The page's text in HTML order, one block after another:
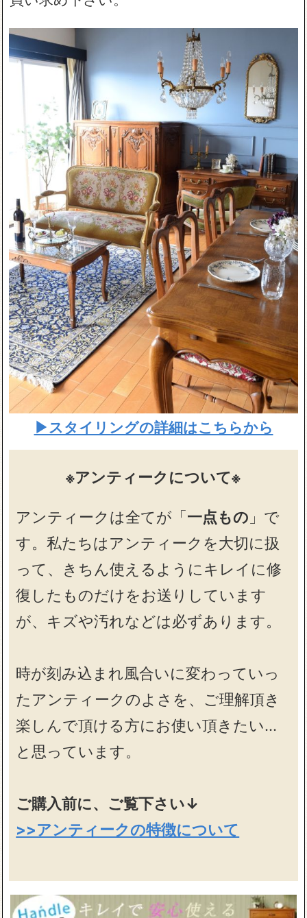
▶スタイリングの詳細はこちらから
※アンティークについて※
アンティークは全てが「一点もの 」で
す。私たちはアンティークを大切に扱
って、きちん使えるようにキレイに修
復したものだけをお送りしています
が、キズや汚れなどは必ずあります。
時が刻み込まれ風合いに変わっていっ
たアンティークのよさを、ご理解頂き
楽しんで頂ける方にお使い頂きたい…
と思っています。
ご購入前に、ご覧下さい↓
>>アンティークの特徴について